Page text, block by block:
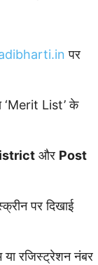
पर
‘Merit List’ के
और Post
पर दिखाई
या रजिस्ट्रेशन नंबर